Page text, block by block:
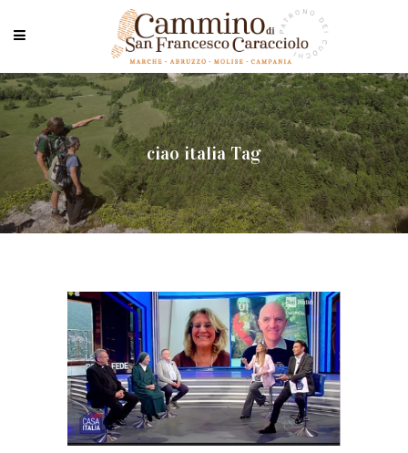
ciao italia Tag